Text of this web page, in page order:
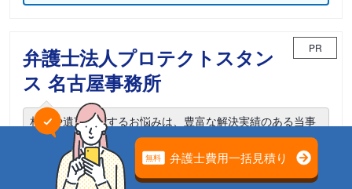
弁護士法人プロテクトスタン
ス 名古屋事務所
PR
相続や遺言に関するお悩みは、豊富な解決実績のある当事
務所までご相談ください。
電話相談可能 初回面談無料